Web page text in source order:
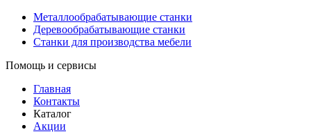
Металлообрабатывающие станки
Деревообрабатывающие станки
Станки для производства мебели
Помощь и сервисы
Главная
Контакты
Каталог
Акции